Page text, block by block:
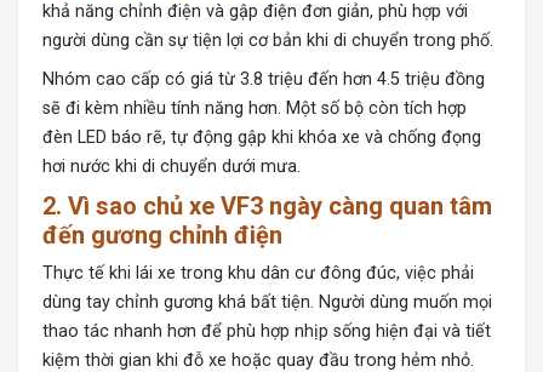
khả năng chỉnh điện và gập điện đơn giản, phù hợp với
người dùng cần sự tiện lợi cơ bản khi di chuyển trong phố.
Nhóm cao cấp có giá từ 3.8 triệu đến hơn 4.5 triệu đồng
sẽ đi kèm nhiều tính năng hơn. Một số bộ còn tích hợp
đèn LED báo rẽ, tự động gập khi khóa xe và chống đọng
hơi nước khi di chuyển dưới mưa.
2. Vì sao chủ xe VF3 ngày càng quan tâm
đến gương chỉnh điện
Thực tế khi lái xe trong khu dân cư đông đúc, việc phải
dùng tay chỉnh gương khá bất tiện. Người dùng muốn mọi
thao tác nhanh hơn để phù hợp nhịp sống hiện đại và tiết
kiệm thời gian khi đỗ xe hoặc quay đầu trong hẻm nhỏ.